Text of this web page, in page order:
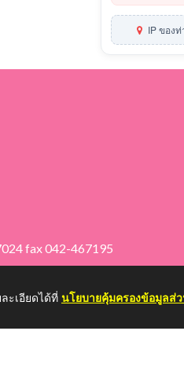
IP ของ
fax 042-467195
ะเอียดได้ที่ นโยบายคุ้มครองข้อมูลส่